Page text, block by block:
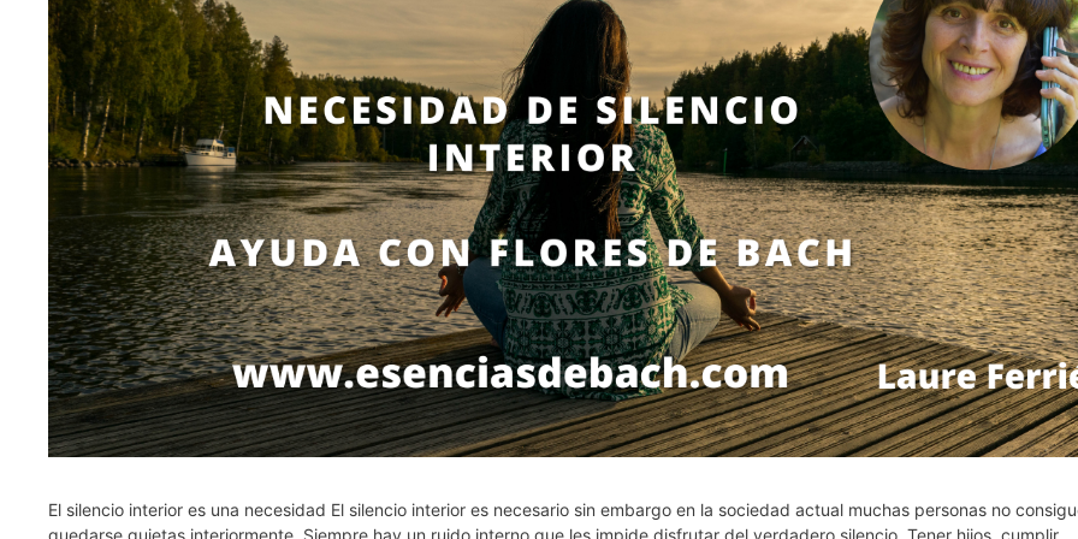
El silencio interior es una necesidad El silencio interior es necesario sin embargo en la sociedad actual muchas personas no
quedarse quietas interiormente. Siempre hay un ruido interno que les impide disfrutar del verdadero silencio. Tener hijos, cumplir